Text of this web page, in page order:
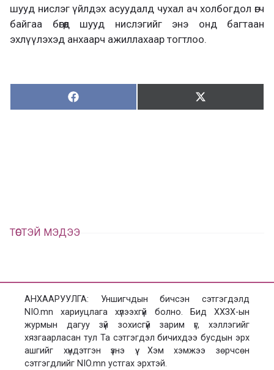
шууд нислэг үйлдэх асуудалд чухал ач холбогдол өгч
байгаа бөгөөд шууд нислэгийг энэ онд багтаан
эхлүүлэхэд анхаарч ажиллахаар тогтлоо.
Хуваалцах:
Х
у
Түгээх:
Т
ү
ТӨСТЭЙ МЭДЭЭ
АНХААРУУЛГА: Уншигчдын бичсэн сэтгэгдэлд
NIO.mn хариуцлага хүлээхгүй болно. Бид ХХЗХ-ын
журмын дагуу зүй зохисгүй зарим үг, хэллэгийг
хязгаарласан тул Та сэтгэгдэл бичихдээ бусдын эрх
ашгийг хүндэтгэн үзнэ үү. Хэм хэмжээ зөрчсөн
сэтгэгдлийг NIO.mn устгах эрхтэй.